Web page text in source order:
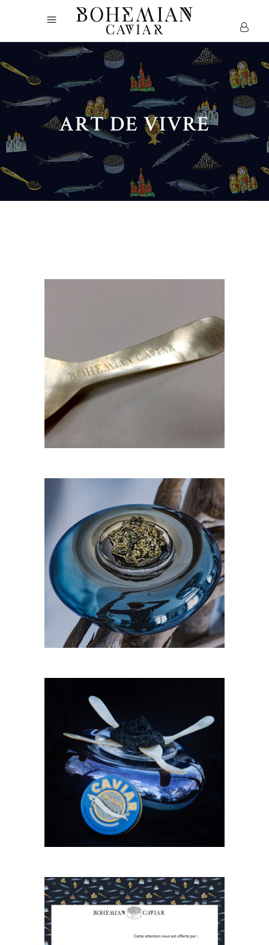
ART DE VIVRE
CUILLÈRE EN NACRE
10,00€
DROP SERVICE À CAVIAR
SMALL
189,00€
DROP SERVICE À CAVIAR
MEDIUM
219,00€
BON CADEAU